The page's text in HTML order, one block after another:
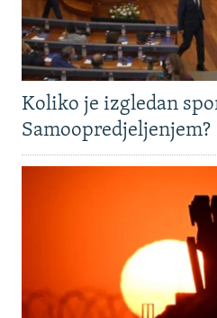
Koliko je izgledan
Samoopredjeljenjem?